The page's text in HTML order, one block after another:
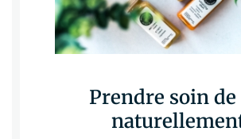
Prendre soin de